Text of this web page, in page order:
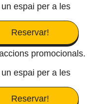
espai per a les
Reservar!
promocionals.
espai per a les
Reservar!